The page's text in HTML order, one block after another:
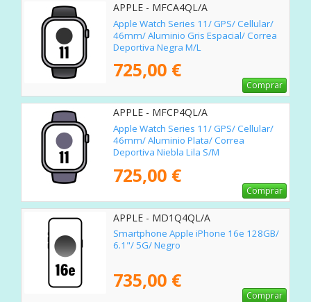
APPLE - MFCA4QL/A
Apple Watch Series 11/ GPS/ Cellular/
46mm/ Aluminio Gris Espacial/ Correa
Deportiva Negra M/L
725,00 €
Comprar
APPLE - MFCP4QL/A
Apple Watch Series 11/ GPS/ Cellular/
46mm/ Aluminio Plata/ Correa
Deportiva Niebla Lila S/M
725,00 €
Comprar
APPLE - MD1Q4QL/A
Smartphone Apple iPhone 16e 128GB/
6.1"/ 5G/ Negro
735,00 €
Comprar